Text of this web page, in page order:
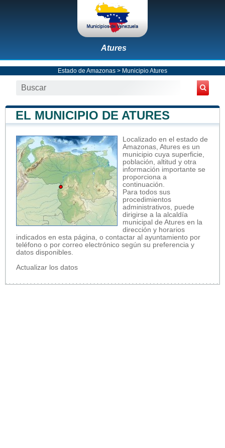
Atures
Estado de Amazonas > Municipio Atures
EL MUNICIPIO DE ATURES
Localizado en el estado de
Amazonas, Atures es un
municipio cuya superficie,
población, altitud y otra
información importante se
proporciona a
continuación.
Para todos sus
procedimientos
administrativos, puede
dirigirse a la alcaldía
municipal de Atures en la
dirección y horarios
indicados en esta página, o contactar al ayuntamiento por
teléfono o por correo electrónico según su preferencia y
datos disponibles.
Actualizar los datos